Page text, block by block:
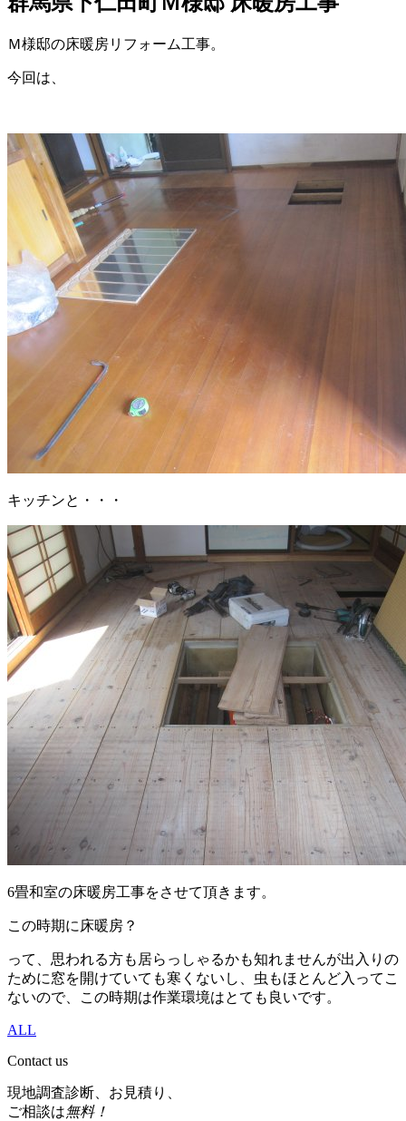
Ｍ様邸の床暖房リフォーム工事。
今回は、
キッチンと・・・
6畳和室の床暖房工事をさせて頂きます。
この時期に床暖房？
って、思われる方も居らっしゃるかも知れませんが出入りの
ために窓を開けていても寒くないし、虫もほとんど入ってこ
ないので、この時期は作業環境はとても良いです。
ALL
Contact us
現地調査診断、お見積り、
ご相談は無料！